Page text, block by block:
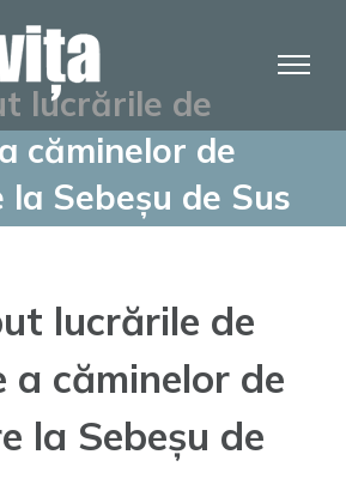
lucrările de
căminelor de
Sebeșu de Sus
lucrările de
a căminelor de
la Sebeșu de